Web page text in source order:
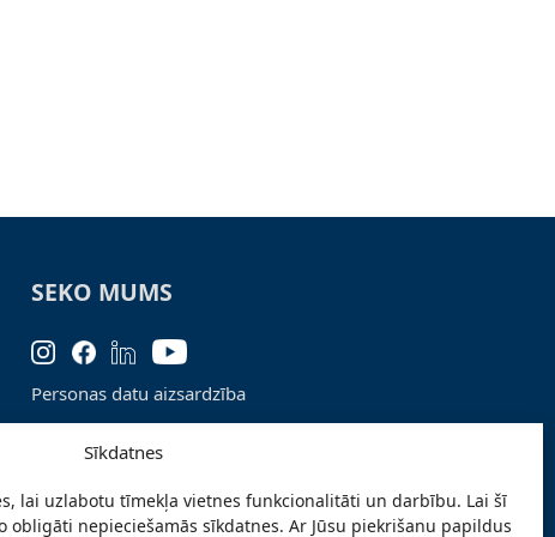
Sīkdatnes
lai uzlabotu tīmekļa vietnes funkcionalitāti un darbību. Lai šī
nepieciešamās sīkdatnes. Ar Jūsu piekrišanu papildus
SEKO MUMS
Personas datu aizsardzība
Pieteikties jaunumiem